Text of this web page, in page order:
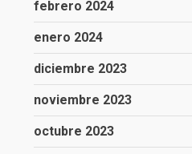
febrero 2024
enero 2024
diciembre 2023
noviembre 2023
octubre 2023